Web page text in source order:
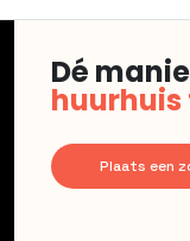
Dé
huurhuis
Plaats een